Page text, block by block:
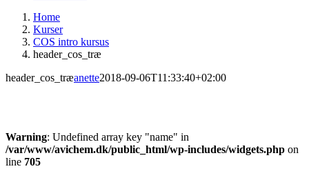
Home
Kurser
COS intro kursus
header_cos_træ
header_cos_træanette2018-09-06T11:33:40+02:00
Warning: Undefined array key "name" in
/var/www/avichem.dk/public_html/wp-includes/widgets.php on
line 705